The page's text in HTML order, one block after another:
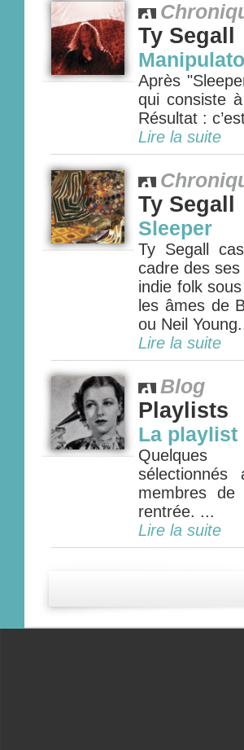
Ty Segall
Après
qui consiste
Résultat :
Lire la suite
Ty Segall
Sleeper
Ty Segall
cadre des
indie folk
les âmes de
ou Neil
Lire la suite
Blog
Playlists
La playlist
Quelques
membres
rentrée. ...
Lire la suite